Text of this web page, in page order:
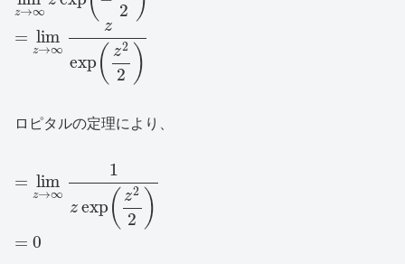
z→∞ 2
= lim
z→∞
z
exp( z2
2 )
ロピタルの定理により、
= lim
z→∞
1
z exp( z2
2 )
= 0